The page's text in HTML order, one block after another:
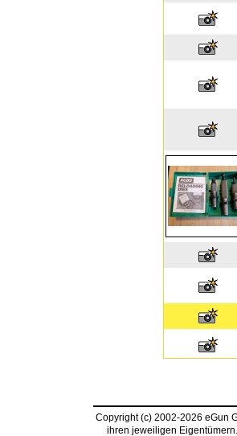
Copyright (c) 2002-2026 eGun
ihren jeweiligen